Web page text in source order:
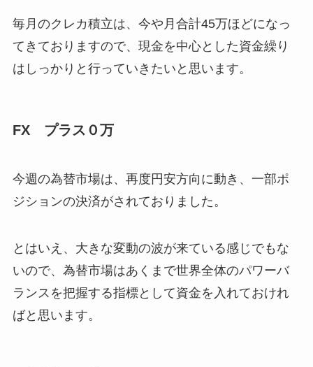
毎月のクレカ積立は、今や月合計45万ほどになっ
てきておりますので、現金を中心とした資金繰り
はしっかりと行っていきたいと思います。
FX プラス０万
今週の為替市場は、再度円安方向に動き、一部ポ
ジションの決済がされておりました。
とはいえ、大きな変動の波が来ている感じでもな
いので、為替市場はあくまで世界全体のパワーバ
ランスを把握する指標として資金を入れておけれ
ばと思います。